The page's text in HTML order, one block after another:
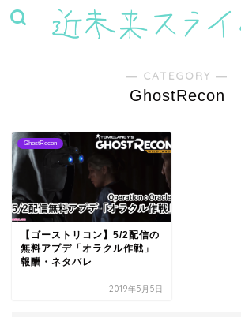
― CATEGORY ―
GhostRecon
GhostRecon
【ゴーストリコン】5/2配信の
無料アプデ「オラクル作戦」
報酬・ネタバレ
2019年5月5日